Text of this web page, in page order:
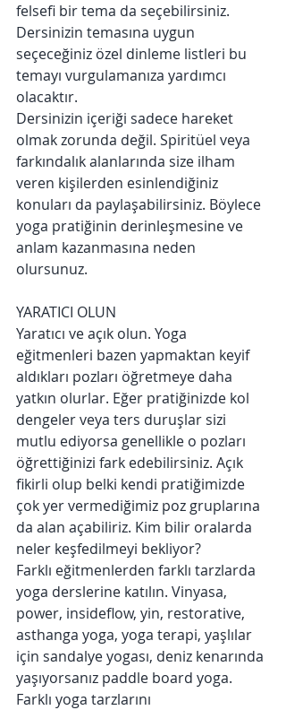
felsefi bir tema da seçebilirsiniz.
Dersinizin temasına uygun
seçeceğiniz özel dinleme listleri bu
temayı vurgulamanıza yardımcı
olacaktır.
Dersinizin içeriği sadece hareket
olmak zorunda değil. Spiritüel veya
farkındalık alanlarında size ilham
veren kişilerden esinlendiğiniz
konuları da paylaşabilirsiniz. Böylece
yoga pratiğinin derinleşmesine ve
anlam kazanmasına neden
olursunuz.
YARATICI OLUN
Yaratıcı ve açık olun. Yoga
eğitmenleri bazen yapmaktan keyif
aldıkları pozları öğretmeye daha
yatkın olurlar. Eğer pratiğinizde kol
dengeler veya ters duruşlar sizi
mutlu ediyorsa genellikle o pozları
öğrettiğinizi fark edebilirsiniz. Açık
fikirli olup belki kendi pratiğimizde
çok yer vermediğimiz poz gruplarına
da alan açabiliriz. Kim bilir oralarda
neler keşfedilmeyi bekliyor?
Farklı eğitmenlerden farklı tarzlarda
yoga derslerine katılın. Vinyasa,
power, insideflow, yin, restorative,
asthanga yoga, yoga terapi, yaşlılar
için sandalye yogası, deniz kenarında
yaşıyorsanız paddle board yoga.
Farklı yoga tarzlarını